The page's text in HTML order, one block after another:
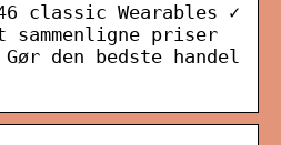
classic Wearables ✓
sammenligne priser
den bedste handel